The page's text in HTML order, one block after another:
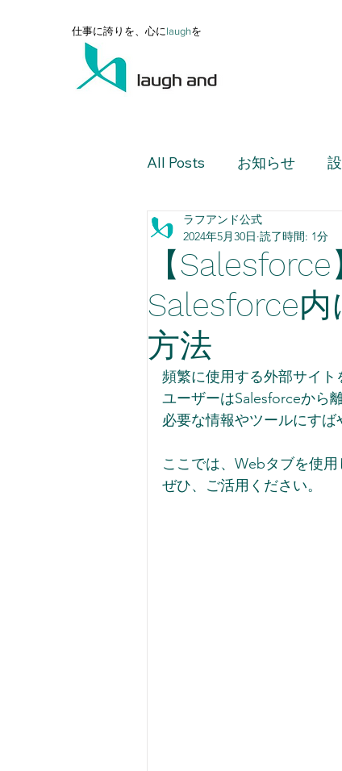
仕事に誇りを、心にlaughを
All Posts お知らせ
設定ガイド（上級編）
設定ガイド（活用編）
レポート・ダッシュボー
【
Salesforce
方法
ラフアンド公式
2024年5月30日 読了時間: 1分
頻繁に使用する外部サイト
ユーザーはSalesforceから
必要な情報やツールにすば
ここでは、Webタブを使
ぜひ、ご活用ください。